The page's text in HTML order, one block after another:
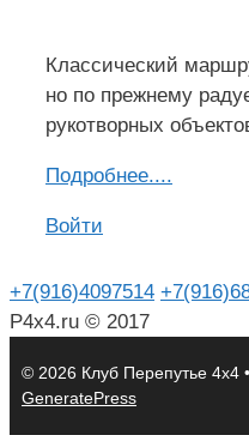
Классический
но по прежнему
рукотворных
Подробнее....
Войти
+7(916)4097514
P4x4.ru © 2017
© 2026 Клуб Перепутье 4x4
GeneratePress